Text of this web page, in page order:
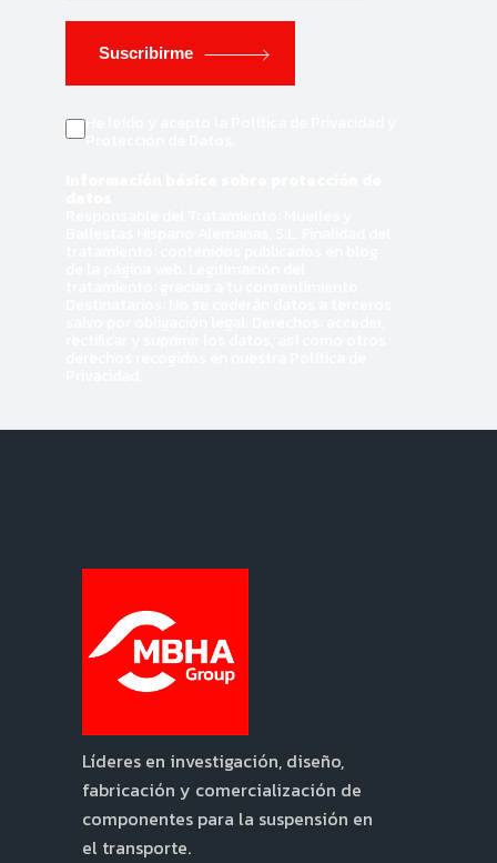
Suscribirme
Líderes en investigación, diseño,
fabricación y comercialización de
componentes para la suspensión en
el transporte.